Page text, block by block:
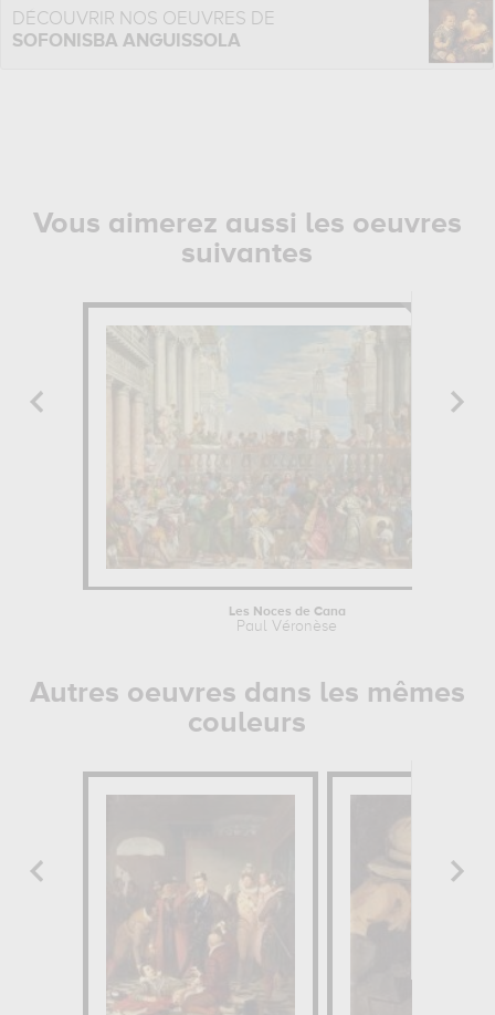
DÉCOUVRIR NOS OEUVRES DE
SOFONISBA ANGUISSOLA
Vous aimerez aussi les oeuvres
suivantes
Les Noces de Cana
Paul Véronèse
Autres oeuvres dans les mêmes
couleurs